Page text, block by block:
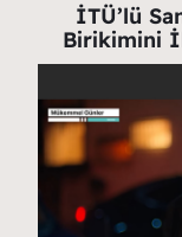
İTÜ’lü
Birikimini